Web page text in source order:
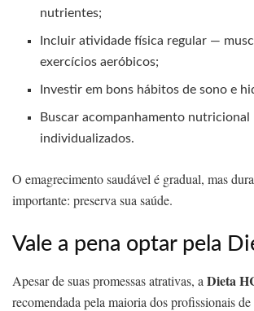
nutrientes;
Incluir atividade física regular —
exercícios aeróbicos;
Investir em bons hábitos de sono e
Buscar acompanhamento nutricional
individualizados.
O emagrecimento saudável é gradual, mas
importante: preserva sua saúde.
Vale a pena optar pela
Apesar de suas promessas atrativas, a Dieta
recomendada pela maioria dos profissionais de